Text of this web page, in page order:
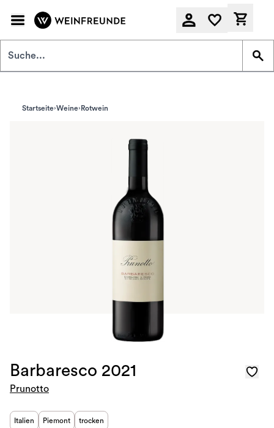
Startseite Weine Rotwein
Barbaresco 2021
Prunotto
Italien Piemont trocken